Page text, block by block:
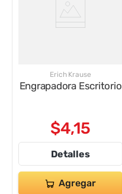
Erich Krause
Engrapadora Escritorio
$4,15
Detalles
Agregar